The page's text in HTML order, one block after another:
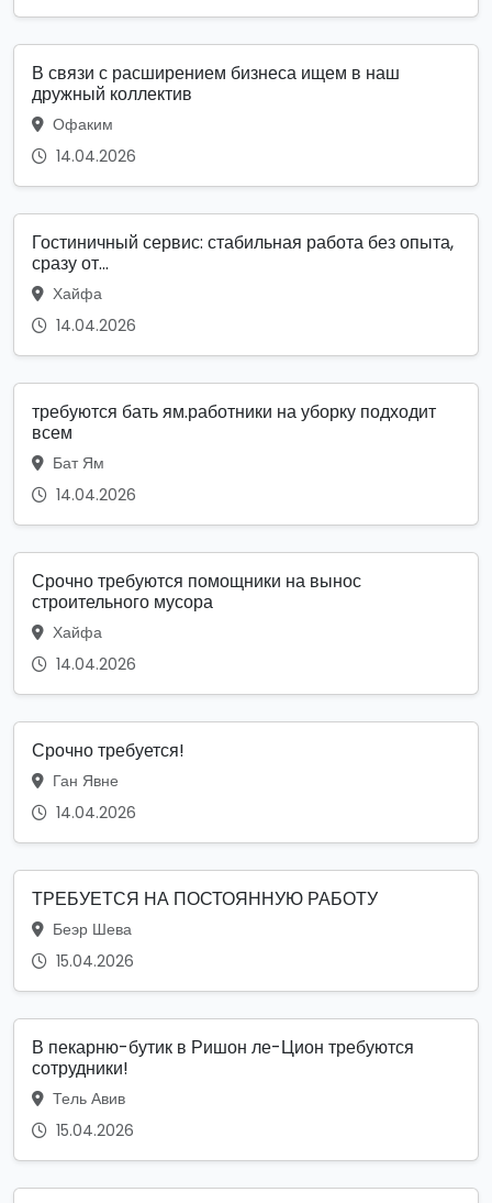
В связи с расширением бизнеса ищем в наш
дружный коллектив
Офаким
14.04.2026
Гостиничный сервис: стабильная работа без опыта,
сразу от...
Хайфа
14.04.2026
требуются бать ям.работники на уборку подходит
всем
Бат Ям
14.04.2026
Срочно требуются помощники на вынос
строительного мусора
Хайфа
14.04.2026
Срочно требуется!
Ган Явне
14.04.2026
ТРЕБУЕТСЯ НА ПОСТОЯННУЮ РАБОТУ
Беэр Шева
15.04.2026
В пекарню-бутик в Ришон ле-Цион требуются
сотрудники!
Тель Авив
15.04.2026